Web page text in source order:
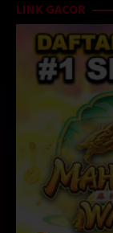
LINK GACOR